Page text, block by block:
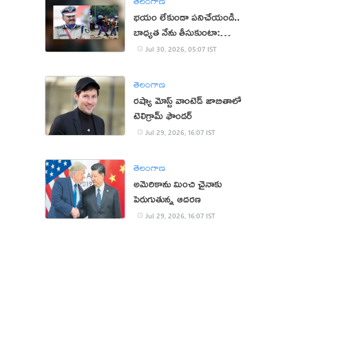
భ‌యం లేకుండా ప‌నిచేయండి..
బాధ్య‌త నేను తీసుకుంటా:
సీఆర్పీఎఫ్ చీఫ్
Jul 30, 2026, 05:07 IST
తెలంగాణ
రష్యా మోస్ట్ వాంటెడ్ జాబితాలో
టెలిగ్రామ్ ఫౌండర్
Jul 29, 2026, 16:07 IST
తెలంగాణ
అమెరికాను మించి చైనాకు
పెరుగుతున్న ఆదరణ
Jul 29, 2026, 16:07 IST